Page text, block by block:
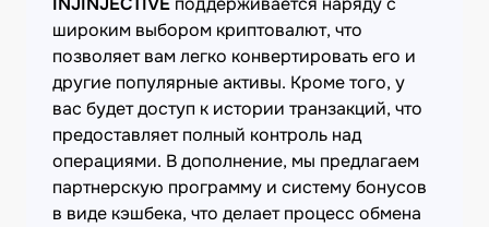
широким выбором криптовалют, что
позволяет вам легко конвертировать его и
другие популярные активы. Кроме того, у
вас будет доступ к истории транзакций, что
предоставляет полный контроль над
операциями. В дополнение, мы предлагаем
партнерскую программу и систему бонусов
в виде кэшбека, что делает процесс обмена